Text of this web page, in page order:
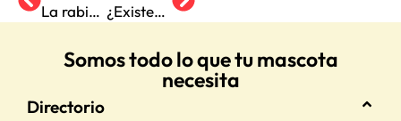
La rabia en perros: ¿De qué se trata esta enfermedad? ¿Existen los fantasmas de mascotas?
Somos todo lo que tu mascota
necesita
Directorio